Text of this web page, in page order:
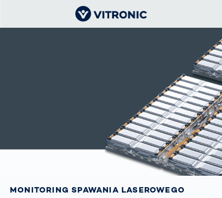
MONITORING SPAWANIA LASEROWEGO